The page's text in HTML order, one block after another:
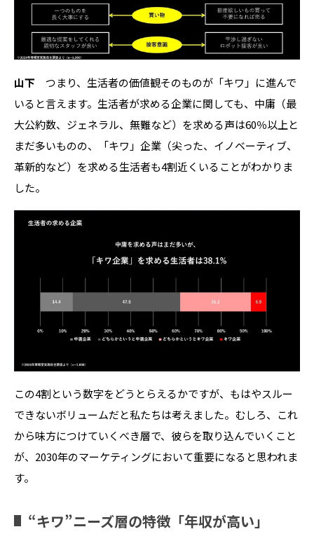
山下 つまり、生活者の価値観そのものが「キワ」に進んで
いると言えます。生活者が求める企業に関しても、中庸（最
大公約数、ジェネラル、無難など）を求める声は60％以上と
まだ多いものの、「キワ」企業（尖った、イノベーティブ、
革新的など）を求める生活者も4割近くいることがわかりま
した。
この4割という数字をどうとらえるかですが、もはやスルー
できないボリュームだと私たちは考えました。むしろ、これ
から味方につけていくべき層で、彼らを取り込んでいくこと
が、2030年のマーケティングにおいて重要になると思われま
す。
“キワ”ニーズ層の特徴「年収が高い」